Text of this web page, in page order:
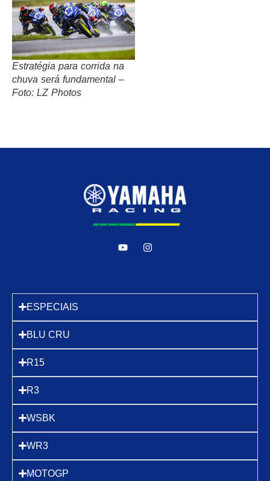
Estratégia para corrida na
chuva será fundamental –
Foto: LZ Photos
ESPECIAIS
BLU CRU
R15
R3
WSBK
WR3
MOTOGP